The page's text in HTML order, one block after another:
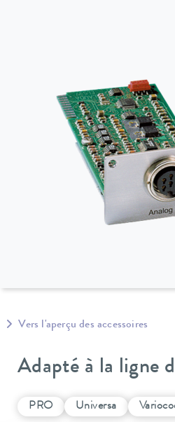
Vers l'aperçu des accessoires
Adapté à la ligne
PRO Universa